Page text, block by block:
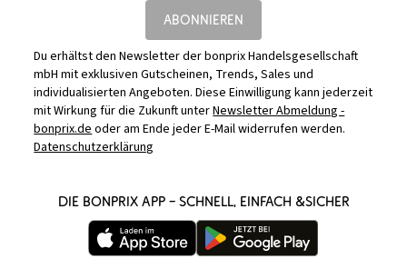
ABONNIEREN
Du erhältst den Newsletter der bonprix Handelsgesellschaft
mbH mit exklusiven Gutscheinen, Trends, Sales und
individualisierten Angeboten. Diese Einwilligung kann jederzeit
mit Wirkung für die Zukunft unterNewsletter Abmeldung -
bonprix.deoder am Ende jeder E-Mail widerrufen werden.
Datenschutzerklärung
DIE BONPRIX APP – SCHNELL, EINFACH &SICHER